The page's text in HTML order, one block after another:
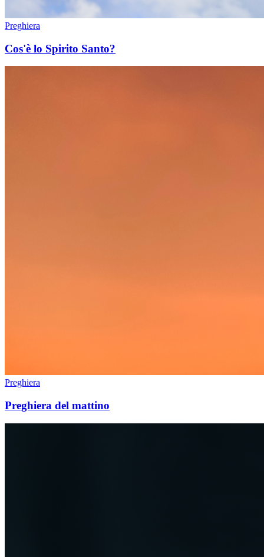
Preghiera
Cos'è lo Spirito Santo?
Preghiera
Preghiera del mattino